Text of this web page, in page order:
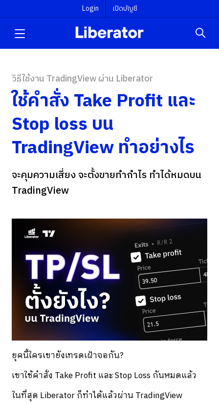
Login เปิดบัญชี
วิธีใช้งาน TradingView ผ่าน Liberator
ใช้คำสั่ง Take Profit และ
Stop loss บน
TradingView ทำอย่างไร
จะคุมความเสี่ยง จะตั้งขายทำกำไร ทำได้หมดบน
TradingView
ยุคนี้ใครเขายังเทรดเฝ้าจอกัน?
เขาใช้คำสั่ง Take Profit และ Stop Loss กันหมดแล้ว
ในที่สุด Liberator ก็ทำได้แล้วผ่าน TradingView